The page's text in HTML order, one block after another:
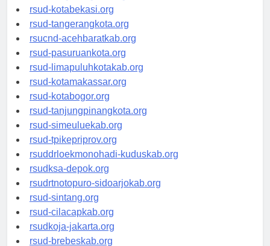
rsud-tangerangkab.org
rsud-kotabekasi.org
rsud-tangerangkota.org
rsucnd-acehbaratkab.org
rsud-pasuruankota.org
rsud-limapuluhkotakab.org
rsud-kotamakassar.org
rsud-kotabogor.org
rsud-tanjungpinangkota.org
rsud-simeuluekab.org
rsud-tpikepriprov.org
rsuddrloekmonohadi-kuduskab.org
rsudksa-depok.org
rsudrtnotopuro-sidoarjokab.org
rsud-sintang.org
rsud-cilacapkab.org
rsudkoja-jakarta.org